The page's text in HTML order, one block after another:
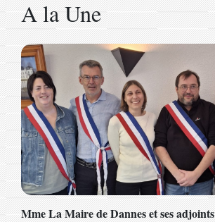
A la Une
Mme La Maire de Dannes et ses adjoints